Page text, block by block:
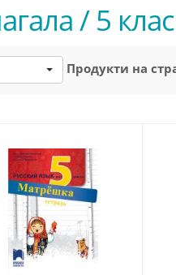
/ 5
Продукти на